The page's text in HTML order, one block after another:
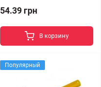
54.39 грн
В корзину
Популярный